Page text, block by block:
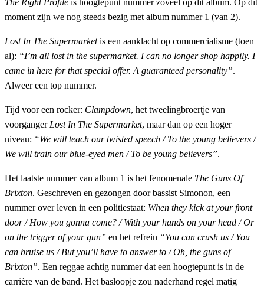
moment zijn we nog steeds bezig met album nummer 1 (van 2).
Lost In The Supermarketis een aanklacht op commercialisme (toen
al): “I’m all lost in the supermarket. I can no longer shop happily. I
came in here for that special offer. A guaranteed personality”.
Alweer een top nummer.
Tijd voor een rocker: Clampdown, het tweelingbroertje van
voorganger Lost In The Supermarket, maar dan op een hoger
niveau: “We will teach our twisted speech / To the young believers /
We will train our blue-eyed men / To be young believers”.
Het laatste nummer van album 1 is het fenomenale The Guns Of
Brixton. Geschreven en gezongen door bassist Simonon, een
nummer over leven in een politiestaat: When they kick at your front
door / How you gonna come? / With your hands on your head / Or
on the trigger of your gun” en het refrein “You can crush us / You
can bruise us / But you’ll have to answer to / Oh, the guns of
Brixton”. Een reggae achtig nummer dat een hoogtepunt is in de
carrière van de band. Het basloopje zou naderhand regel matig